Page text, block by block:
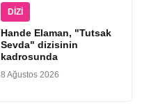
DIZI
Hande Elaman, "Tutsak
Sevda" dizisinin
kadrosunda
8 Ağustos 2026